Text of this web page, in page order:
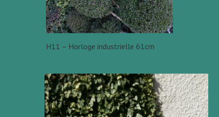
H11 – Horloge industrielle 61cm